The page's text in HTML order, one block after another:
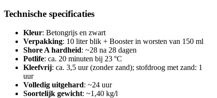
Technische specificaties
Kleur: Betongrijs en zwart
Verpakking: 10 liter blik + Booster in worsten van 150 ml
Shore A hardheid: ~28 na 28 dagen
Potlife: ca. 20 minuten bij 23 °C
Kleefvrij: ca. 3,5 uur (zonder zand); stofdroog met zand: 1
uur
Volledig uitgehard: ~24 uur
Soortelijk gewicht: ~1,40 kg/l